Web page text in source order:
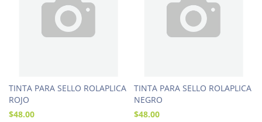
TINTA PARA SELLO ROLAPLICA
ROJO
$48.00
TINTA PARA SELLO ROLAPLICA
NEGRO
$48.00